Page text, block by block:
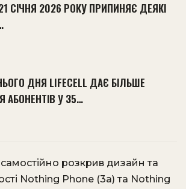
СІЧНЯ 2026 РОКУ ПРИПИНЯЄ ДЕЯКІ
ДНЯ LIFECELL ДАЄ БІЛЬШЕ
АБОНЕНТІВ У 35…
розкрив дизайн та
Nothing Phone (3a) та Nothing